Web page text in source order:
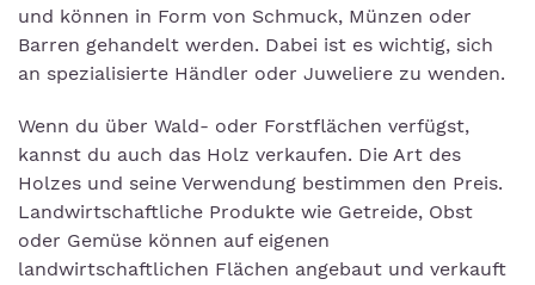
und können in Form von Schmuck, Münzen oder
Barren gehandelt werden. Dabei ist es wichtig, sich
an spezialisierte Händler oder Juweliere zu wenden.
Wenn du über Wald- oder Forstflächen verfügst,
kannst du auch das Holz verkaufen. Die Art des
Holzes und seine Verwendung bestimmen den Preis.
Landwirtschaftliche Produkte wie Getreide, Obst
oder Gemüse können auf eigenen
landwirtschaftlichen Flächen angebaut und verkauft